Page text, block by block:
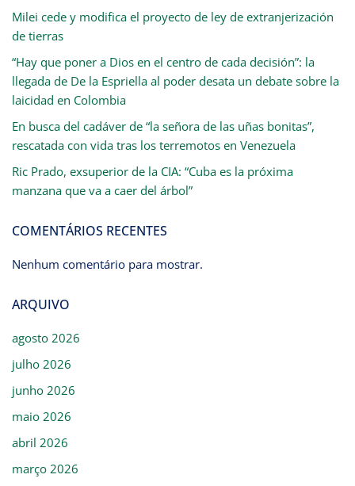
Milei cede y modifica el proyecto de ley de extranjerización
de tierras
“Hay que poner a Dios en el centro de cada decisión”: la
llegada de De la Espriella al poder desata un debate sobre la
laicidad en Colombia
En busca del cadáver de “la señora de las uñas bonitas”,
rescatada con vida tras los terremotos en Venezuela
Ric Prado, exsuperior de la CIA: “Cuba es la próxima
manzana que va a caer del árbol”
COMENTÁRIOS RECENTES
Nenhum comentário para mostrar.
ARQUIVO
agosto 2026
julho 2026
junho 2026
maio 2026
abril 2026
março 2026